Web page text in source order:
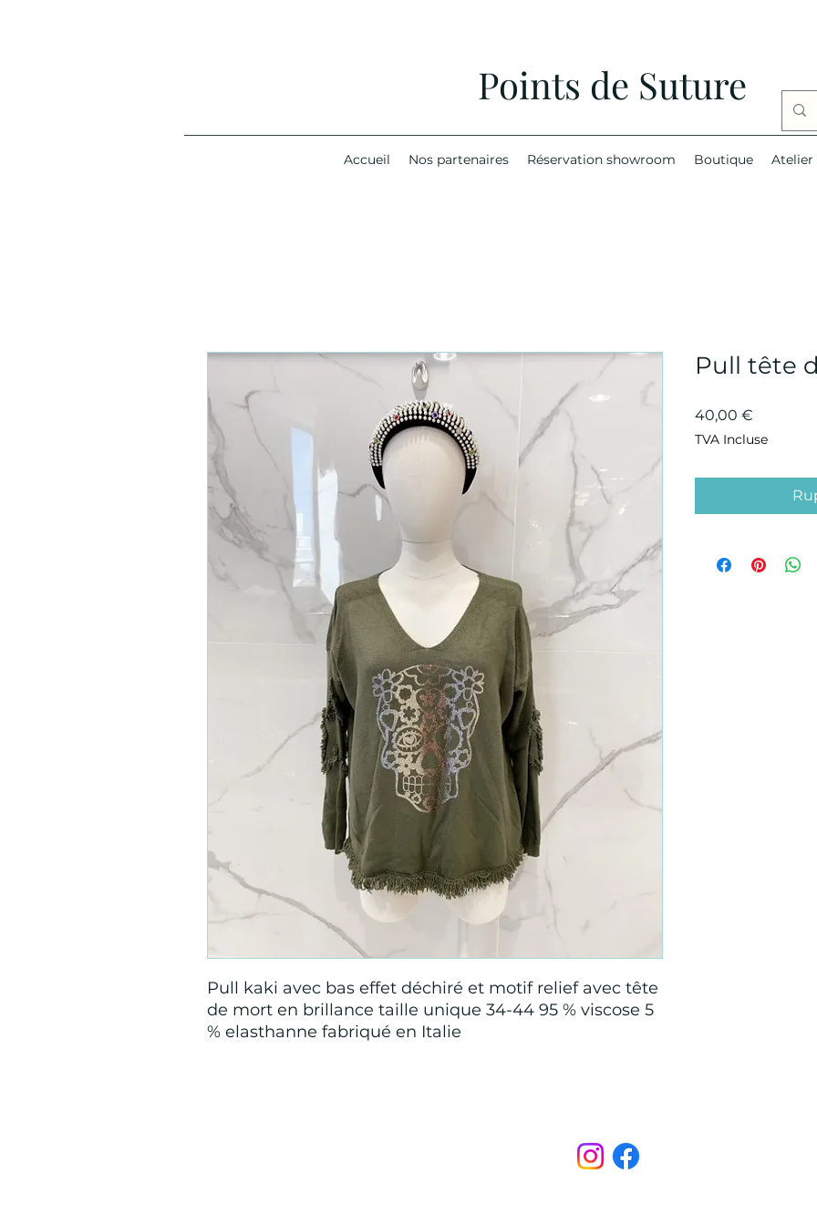
Points de Suture
Accueil Nos partenaires Réservation showroom Boutique Atelier
Pull kaki avec bas effet déchiré et motif relief avec tête
de mort en brillance taille unique 34-44 95 % viscose 5
% elasthanne fabriqué en Italie
Pull tête
40,00 €
TVA Incluse